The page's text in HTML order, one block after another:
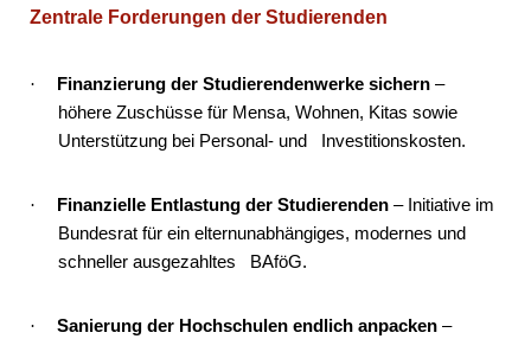
Zentrale Forderungen der Studierenden
· Finanzierung der Studierendenwerke sichern –
höhere Zuschüsse für Mensa, Wohnen, Kitas sowie
Unterstützung bei Personal- und Investitionskosten.
· Finanzielle Entlastung der Studierenden – Initiative im
Bundesrat für ein elternunabhängiges, modernes und
schneller ausgezahltes BAföG.
· Sanierung der Hochschulen endlich anpacken –